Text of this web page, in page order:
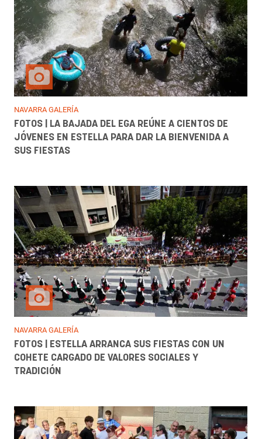
NAVARRA GALERÍA
FOTOS | LA BAJADA DEL EGA REÚNE A CIENTOS DE
JÓVENES EN ESTELLA PARA DAR LA BIENVENIDA A
SUS FIESTAS
NAVARRA GALERÍA
FOTOS | ESTELLA ARRANCA SUS FIESTAS CON UN
COHETE CARGADO DE VALORES SOCIALES Y
TRADICIÓN